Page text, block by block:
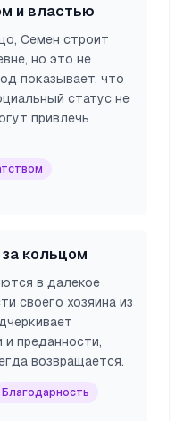
и властью
Семен строит
но это не
показывает, что
статус не
привлечь
кольцом
в далекое
своего хозяина из
преданности,
возвращается.
Благодарность